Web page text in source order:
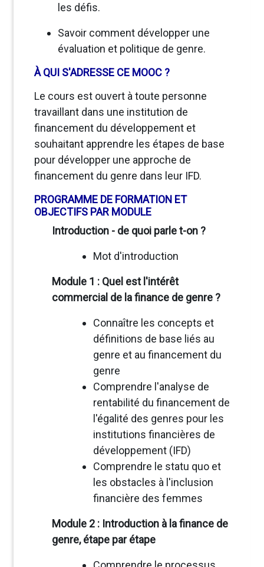
les défis.
Savoir comment développer une
évaluation et politique de genre.
À QUI S'ADRESSE CE MOOC ?
Le cours est ouvert à toute personne
travaillant dans une institution de
financement du développement et
souhaitant apprendre les étapes de base
pour développer une approche de
financement du genre dans leur IFD.
PROGRAMME DE FORMATION ET
OBJECTIFS PAR MODULE
Introduction - de quoi parle t-on ?
Mot d'introduction
Module 1 : Quel est l'intérêt
commercial de la finance de genre ?
Connaître les concepts et
définitions de base liés au
genre et au financement du
genre
Comprendre l'analyse de
rentabilité du financement de
l'égalité des genres pour les
institutions financières de
développement (IFD)
Comprendre le statu quo et
les obstacles à l'inclusion
financière des femmes
Module 2 : Introduction à la finance de
genre, étape par étape